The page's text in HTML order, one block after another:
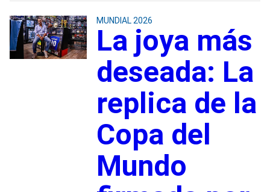
MUNDIAL 2026
La joya más
deseada: La
replica de la
Copa del
Mundo